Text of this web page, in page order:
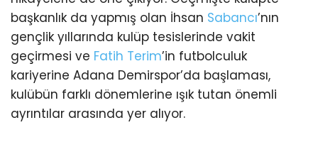
başkanlık da yapmış olan İhsan Sabancı’nın
gençlik yıllarında kulüp tesislerinde vakit
geçirmesi ve Fatih Terim’in futbolculuk
kariyerine Adana Demirspor’da başlaması,
kulübün farklı dönemlerine ışık tutan önemli
ayrıntılar arasında yer alıyor.